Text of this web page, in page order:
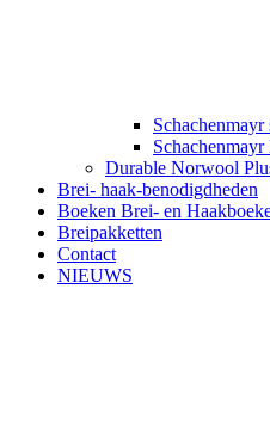
Durable Norwool
Brei- haak-benodigdheden
Boeken Brei- en
Breipakketten
Contact
NIEUWS